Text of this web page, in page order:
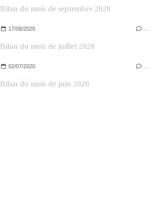
Bilan du mois de septembre 2020
17/08/2020
Bilan du mois de juillet 2020
02/07/2020
Bilan du mois de juin 2020